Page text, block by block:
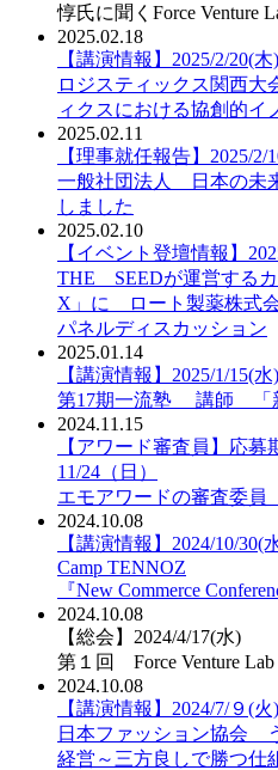
惇氏に聞くForce Venture
2025.02.18
【講演情報】2025/2/20(
ロジスティックス関西
ィクスにおける協創的イ
2025.02.11
【理事就任報告】2025/2/
一般社団法人 日本の未
しました
2025.02.10
【イベント登壇情報】
THE SEEDが運営する
X」に ロート製薬株式
パネルディスカッション
2025.01.14
【講演情報】2025/1/15(水)
第17期一流塾 講師 「
2024.11.15
【アワード審査員】応募
11/24（日）
エモアワードの審査委員
2024.10.08
【講演情報】2024/10/
Camp TENNOZ
『New Commerce
2024.10.08
【総会】2024/4/17(水)
第１回 Force Venture
2024.10.08
【講演情報】2024/7/９(火)
日本ファッション協会
経営～三方良しで勝つ仕